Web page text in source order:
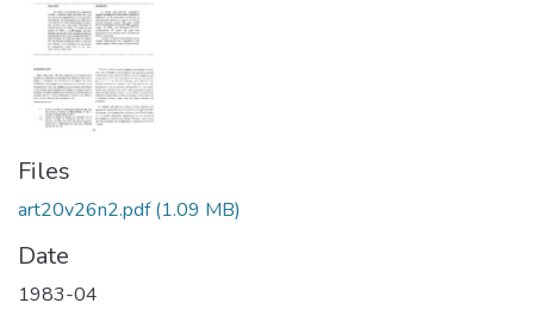
Files
art20v26n2.pdf(1.09 MB)
Date
1983-04